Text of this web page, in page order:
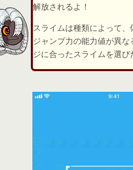
解放されるよ！
スライムは種類によって、
ジャンプ力の能力値が異な
ジに合ったスライムを選び